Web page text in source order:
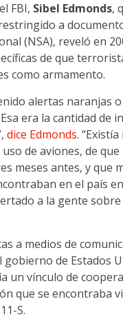
FBI, Sibel Edmonds,
a
(NSA), reveló en
de que
como armamento.
alertas naranjas
era la cantidad de
dice Edmonds.
de aviones, de
meses antes, y que
en el país
a la gente sobre
a medios de
gobierno de Estados
un vínculo de
que se encontraba
S.